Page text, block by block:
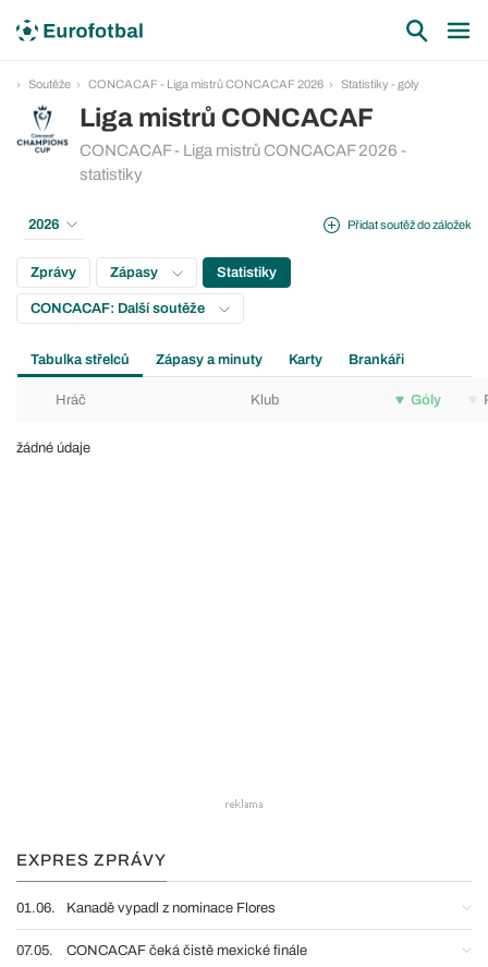
Soutěže CONCACAF - Liga mistrů CONCACAF 2026 Statistiky - góly
Liga mistrů CONCACAF
CONCACAF - Liga mistrů CONCACAF 2026 -
statistiky
Přidat soutěž do záložek
2026
Zprávy Zápasy Statistiky
CONCACAF: Další soutěže
Tabulka střelců Zápasy a minuty Karty Brankáři
Hráč Klub Góly
žádné údaje
EXPRES ZPRÁVY
01.06. Kanadě vypadl z nominace Flores
07.05. CONCACAF čeká čistě mexické finále